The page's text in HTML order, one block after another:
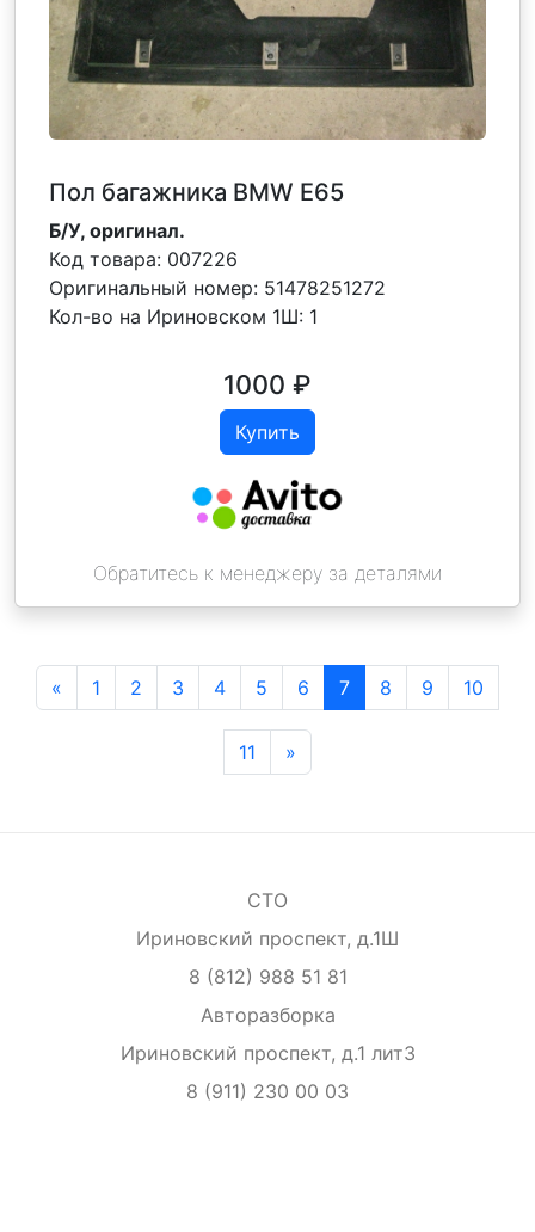
Пол багажника BMW E65
Б/У, оригинал.
Код товара: 007226
Оригинальный номер: 51478251272
Кол-во на Ириновском 1Ш: 1
1000 ₽
Купить
Обратитесь к менеджеру за деталями
« 1 2 3 4 5 6 7 8 9 10
11 »
СТО
Ириновский проспект, д.1Ш
8 (812) 988 51 81
Авторазборка
Ириновский проспект, д.1 лит3
8 (911) 230 00 03